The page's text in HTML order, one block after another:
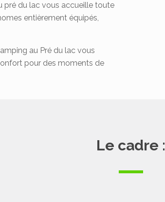
pré du lac vous accueille toute
entièrement équipés,
au Pré du lac vous
pour des moments de
Le cadre :